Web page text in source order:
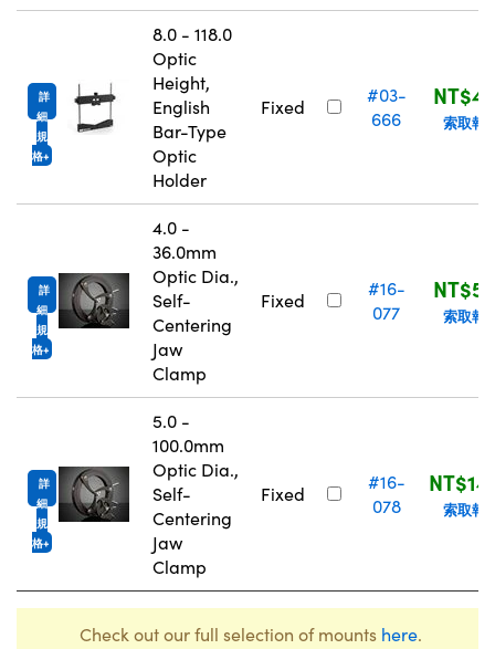
詳
細
規
格
8.0 - 118.0
Optic
Height,
English
Bar-Type
Optic
Holder
Fixed
#03-
666
索取報
詳
細
規
格
4.0 -
36.0mm
Optic Dia.,
Self-
Centering
Jaw
Clamp
Fixed
#16-
077
索取報
詳
細
規
格
5.0 -
100.0mm
Optic Dia.,
Self-
Centering
Jaw
Clamp
Fixed
#16-
078
索取報
Check out our full selection of mounts here.